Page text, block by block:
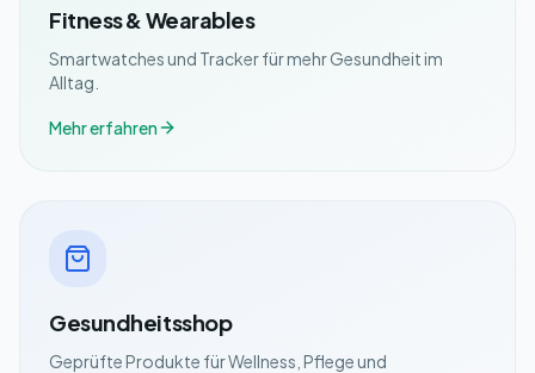
Fitness & Wearables
Smartwatches und Tracker für mehr Gesundheit im
Alltag.
Mehr erfahren
Gesundheitsshop
Geprüfte Produkte für Wellness, Pflege und